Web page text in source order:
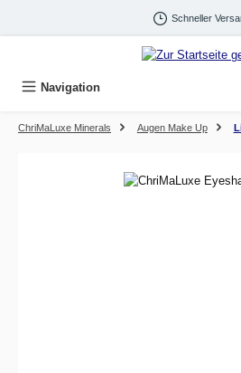
Schneller
Navigation
ChriMaLuxe Minerals Augen Make Up
Bildergalerie überspringen